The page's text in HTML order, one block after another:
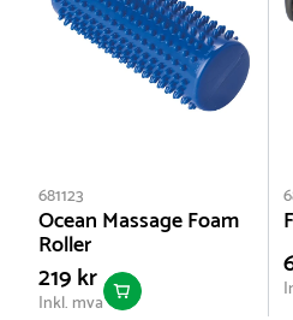
681123
Ocean Massage Foam
Roller
219 kr
Inkl. mva